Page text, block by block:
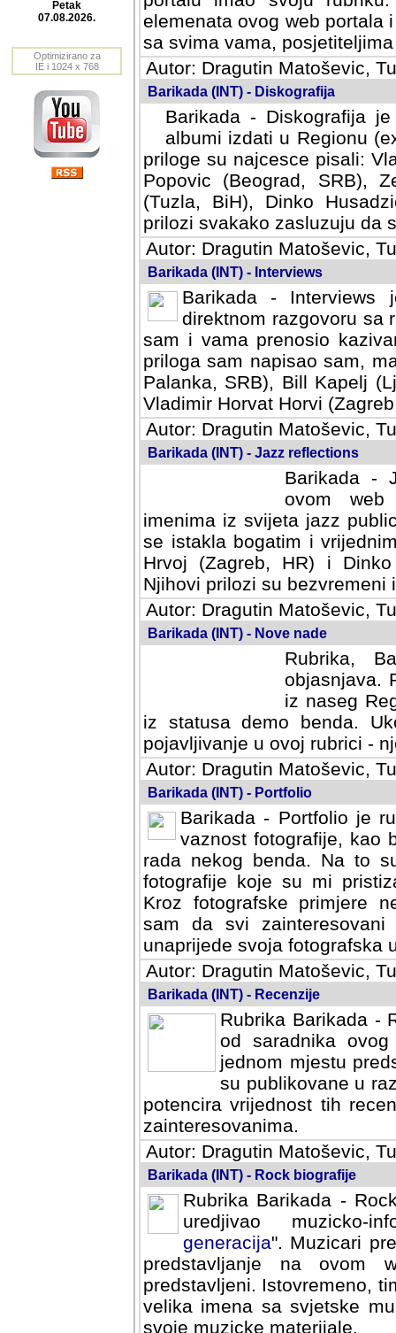
Petak
07.08.2026.
Optimizirano za
IE i 1024 x 768
elemenata ovog web portala
sa svima vama,
Autor: Dragutin Matoševic,
Barikada (INT) - Diskografija
Barikada - Diskografija
albumi izdati u Regionu
priloge su najcesce pisali:
Popovic (Beograd, SRB),
(Tuzla, BiH), Dinko
prilozi svakako zasluzuju da
Autor: Dragutin Matoševic,
Barikada (INT) - Interviews
Barikada -
direktnom razgovoru sa
sam i vama prenosio
priloga sam napisao sam,
Palanka, SRB), Bill Kapelj
Vladimir Horvat Horvi
Autor: Dragutin Matoševic,
Barikada (INT) - Jazz reflections
Barikada -
ovom web
imenima iz svijeta jazz
se istakla bogatim i
Hrvoj (Zagreb, HR) i
Njihovi prilozi su bezvremeni
Autor: Dragutin Matoševic,
Barikada (INT) - Nove nade
Rubrika,
objasnjava.
iz naseg
iz statusa demo benda.
pojavljivanje u ovoj rubrici -
Autor: Dragutin Matoševic,
Barikada (INT) - Portfolio
Barikada - Portfolio je
vaznost fotografije, kao
rada nekog benda. Na to
fotografije koje su mi
fotografske primjere
svi zainteresovani
svoja fotografska umijeca.
Autor: Dragutin Matoševic,
Barikada (INT) - Recenzije
Rubrika Barikada -
od saradnika
jednom mjestu
su publikovane u
potencira vrijednost tih
zainteresovanima.
Autor: Dragutin Matoševic,
Barikada (INT) - Rock biografije
Rubrika Barikada -
uredjivao muzicko-
Muzicari predstavljeni u
na ovom web portalu
Istovremeno, tim nacinom
sa svjetske muzicke scene
materijale.